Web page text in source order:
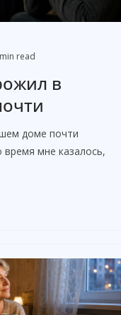
read
в
доме почти
время мне казалось,